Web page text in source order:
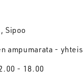
Sipoo
ampumarata -
- 18.00